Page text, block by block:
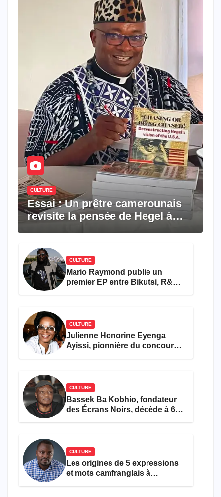
CULTURE
Essai : Un prêtre camerounais
revisite la pensée de Hegel à
CULTURE
Mario Raymond publie un
premier EP entre Bikutsi, R&B
CULTURE
Julienne Honorine Eyenga
Ayissi, pionnière du concours
CULTURE
Bassek Ba Kobhio, fondateur
des Écrans Noirs, décède à 69
CULTURE
Les origines de 5 expressions
et mots camfranglais à